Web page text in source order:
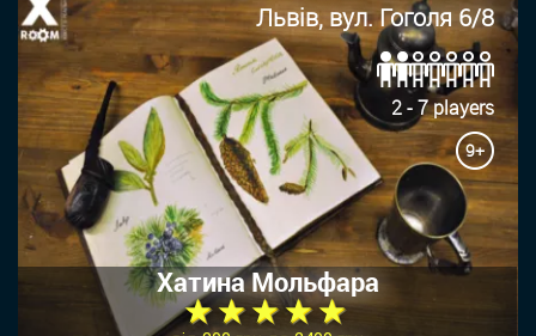
Львів, вул. Гоголя 6/8
2 - 7 players
9+
Хатина Мольфара
★ ★ ★ ★ ★